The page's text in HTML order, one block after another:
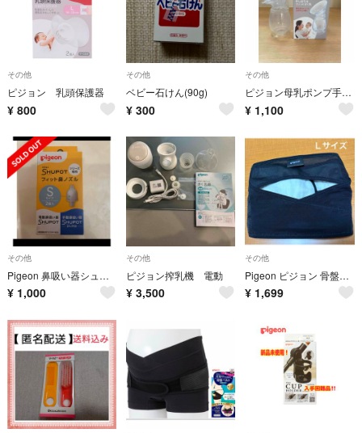
その他
ピジョン 乳頭保護器
¥ 800
その他
ベビー石けん(90g)
¥ 300
その他
ピジョン母乳ポンプ手絞りタイプ
¥ 1,100
その他
Pigeon 鼻吸い器シュポットシリーズ専用 フィット鼻ノズル S 2個入 10
¥ 1,000
その他
ピジョン搾乳機 電動
¥ 3,500
その他
Pigeon ピジョン 骨盤ベルト 産後ケア ブラック Lサイズ
¥ 1,699